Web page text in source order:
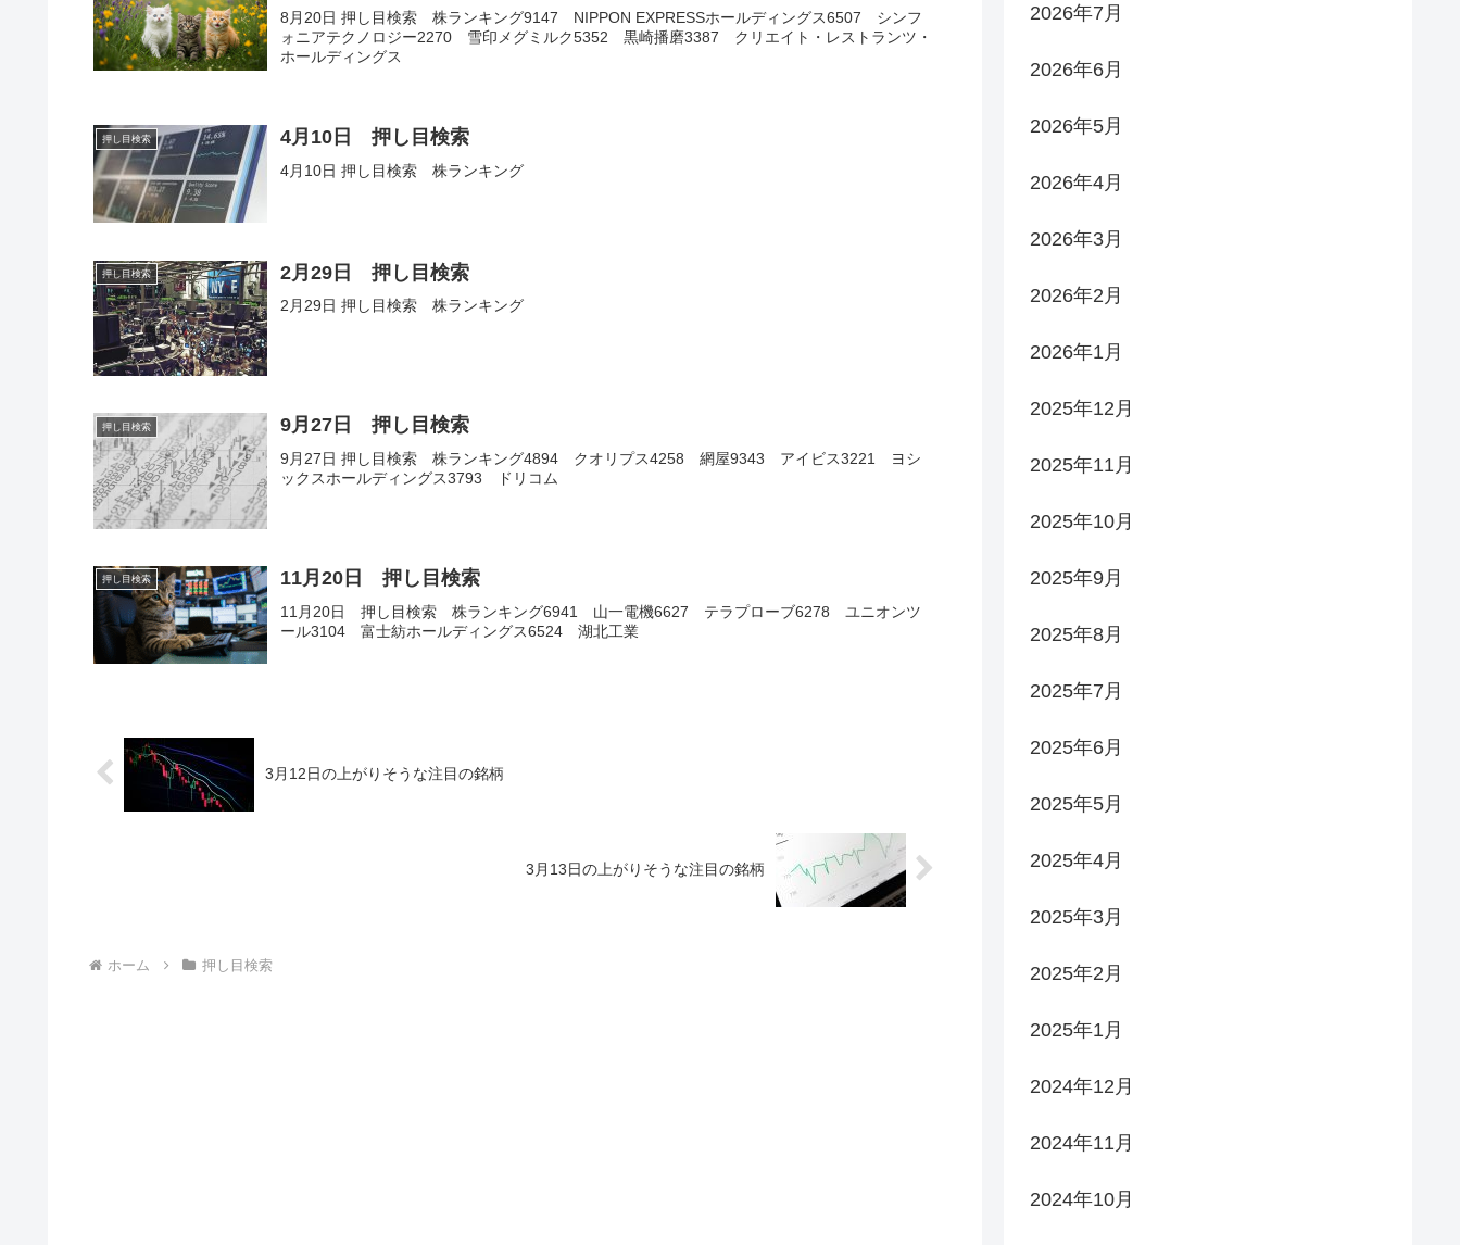
8月20日 押し目検索 株ランキング9147 NIPPON EXPRESSホールディングス6507 シンフ
ォニアテクノロジー2270 雪印メグミルク5352 黒崎播磨3387 クリエイト・レストランツ・
ホールディングス
押し目検索 4月10日 押し目検索
4月10日 押し目検索 株ランキング
押し目検索 2月29日 押し目検索
2月29日 押し目検索 株ランキング
押し目検索 9月27日 押し目検索
9月27日 押し目検索 株ランキング4894 クオリプス4258 網屋9343 アイビス3221 ヨシ
ックスホールディングス3793 ドリコム
押し目検索 11月20日 押し目検索
11月20日 押し目検索 株ランキング6941 山一電機6627 テラプローブ6278 ユニオンツ
ール3104 富士紡ホールディングス6524 湖北工業
3月12日の上がりそうな注目の銘柄
3月13日の上がりそうな注目の銘柄
ホーム 押し目検索
2026年7月
2026年6月
2026年5月
2026年4月
2026年3月
2026年2月
2026年1月
2025年12月
2025年11月
2025年10月
2025年9月
2025年8月
2025年7月
2025年6月
2025年5月
2025年4月
2025年3月
2025年2月
2025年1月
2024年12月
2024年11月
2024年10月